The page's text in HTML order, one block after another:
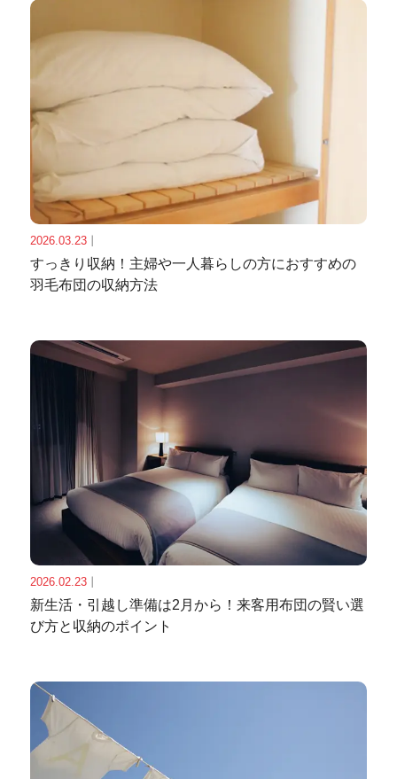
2026.03.23｜
すっきり収納！主婦や一人暮らしの方におすすめの
羽毛布団の収納方法
2026.02.23｜
新生活・引越し準備は2月から！来客用布団の賢い選
び方と収納のポイント